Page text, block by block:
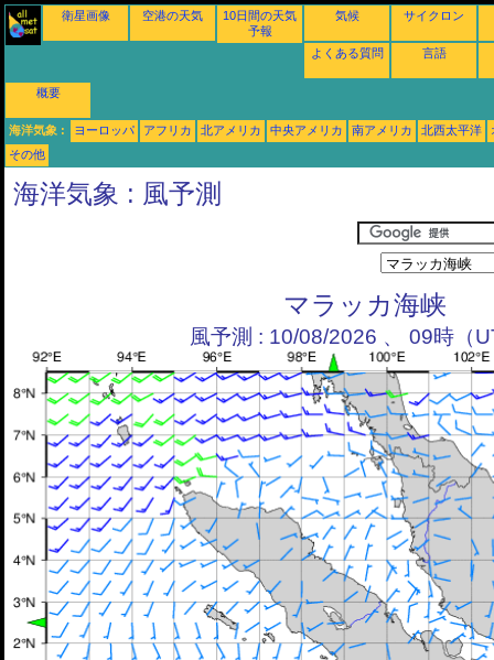
衛星画像 空港の天気
10日間の天気
予報
気候 サイクロン
よくある質問 言語
概要
海洋気象 : ヨーロッパ アフリカ 北アメリカ 中央アメリカ 南アメリカ 北西太平洋
その他
海洋気象 : 風予測
マラッカ海峡
風予測 : 10/08/2026 、 09時（